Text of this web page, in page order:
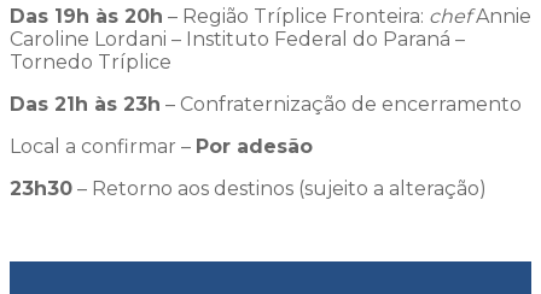
Das 19h às 20h – Região Tríplice Fronteira: chefAnnie
Caroline Lordani – Instituto Federal do Paraná –
Tornedo Tríplice
Das 21h às 23h – Confraternização de encerramento
Local a confirmar – Por adesão
23h30 – Retorno aos destinos (sujeito a alteração)